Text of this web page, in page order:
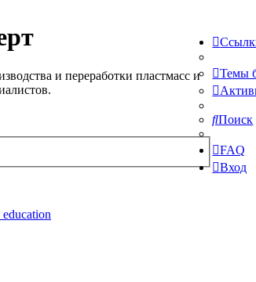
и переработки пластмасс и
Темы
Поиск
FAQ
Вход